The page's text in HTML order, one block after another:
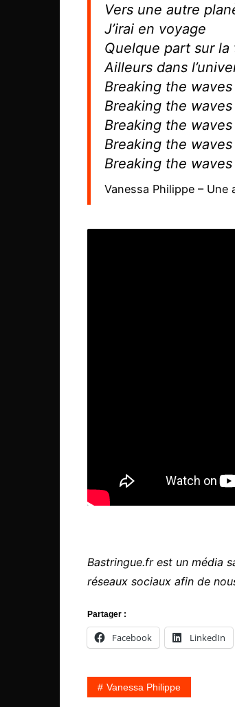
Vers une autre
J’irai en voyage
Quelque part sur la
Ailleurs dans
Breaking the waves
Breaking the waves
Breaking the waves
Breaking the waves
Breaking the waves
Vanessa Philippe – Une
Bastringue.fr est un média
réseaux sociaux afin de
Partager :
Facebook LinkedIn
Vanessa Philippe